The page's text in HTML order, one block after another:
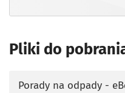
Pliki do
Porady na odpady -